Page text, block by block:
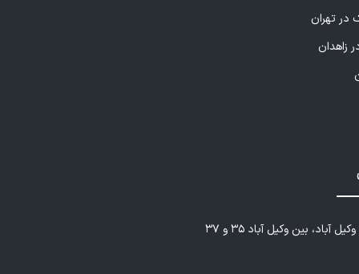
در تهران
زاهدان
آباد، بین وکیل آباد ۳۵ و ۳۷